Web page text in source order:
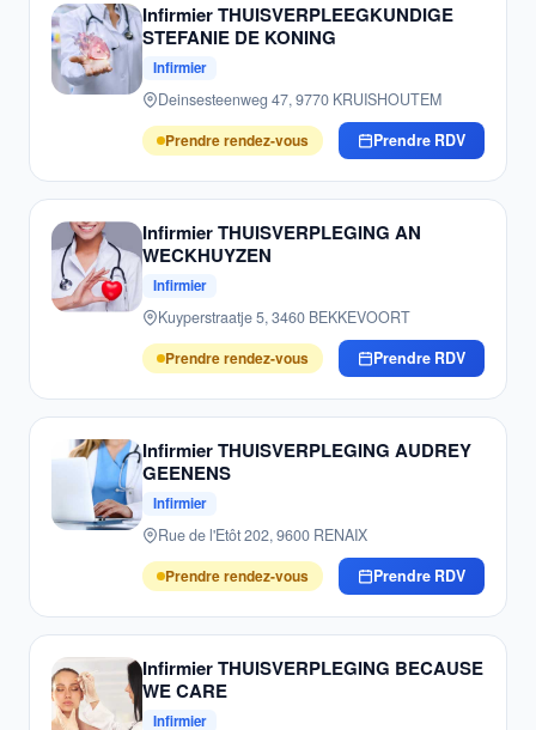
Infirmier THUISVERPLEEGKUNDIGE
STEFANIE DE KONING
Infirmier
Deinsesteenweg 47, 9770 KRUISHOUTEM
Prendre rendez-vous
Prendre RDV
Infirmier THUISVERPLEGING AN
WECKHUYZEN
Infirmier
Kuyperstraatje 5, 3460 BEKKEVOORT
Prendre rendez-vous
Prendre RDV
Infirmier THUISVERPLEGING AUDREY
GEENENS
Infirmier
Rue de l'Etôt 202, 9600 RENAIX
Prendre rendez-vous
Prendre RDV
Infirmier THUISVERPLEGING BECAUSE
WE CARE
Infirmier